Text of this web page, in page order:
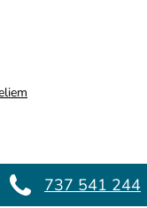
737 541 244